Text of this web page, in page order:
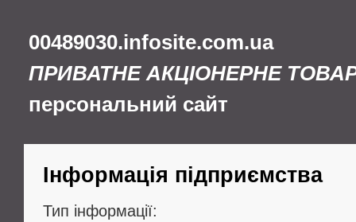
00489030.infosite.com.ua
ПРИВАТНЕ АКЦІОНЕРНЕ
персональний сайт
Інформація підприємства
Тип інформації: